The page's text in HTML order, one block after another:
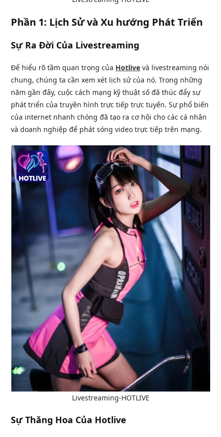
Phần 1: Lịch Sử và Xu hướng Phát Triển
Sự Ra Đời Của Livestreaming
Để hiểu rõ tầm quan trọng của Hotlive và livestreaming nói
chung, chúng ta cần xem xét lịch sử của nó. Trong những
năm gần đây, cuộc cách mạng kỹ thuật số đã thúc đẩy sự
phát triển của truyền hình trực tiếp trực tuyến. Sự phổ biến
của internet nhanh chóng đã tạo ra cơ hội cho các cá nhân
và doanh nghiệp để phát sóng video trực tiếp trên mạng.
Livestreaming-HOTLIVE
Sự Thăng Hoa Của Hotlive